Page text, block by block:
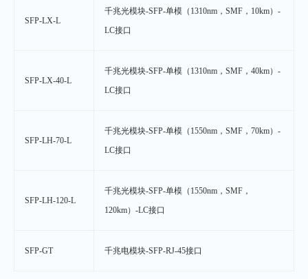
SFP-LX-L
千兆光模块-SFP-单模（1310nm，SMF，10km）-
LC接口
SFP-LX-40-L
千兆光模块-SFP-单模（1310nm，SMF，40km）-
LC接口
SFP-LH-70-L
千兆光模块-SFP-单模（1550nm，SMF，70km）-
LC接口
SFP-LH-120-L
千兆光模块-SFP-单模（1550nm，SMF，
120km）-LC接口
SFP-GT 千兆电模块-SFP-RJ-45接口